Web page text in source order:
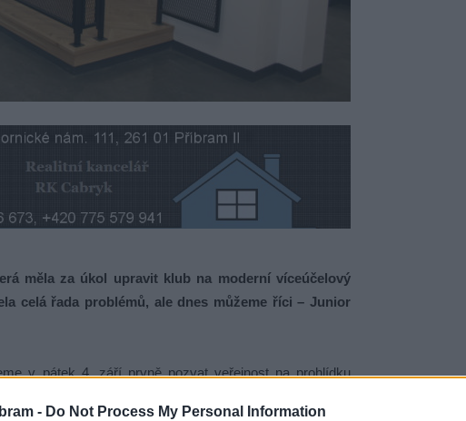
- Do Not Process My Personal Information
měla za úkol upravit klub na moderní víceúčelový
celá řada problémů, ale dnes můžeme říci – Junior
v pátek 4. září prvně pozvat veřejnost na prohlídku
akci.